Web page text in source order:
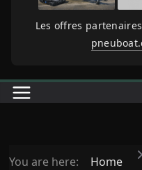
Les offres
You are here: Home